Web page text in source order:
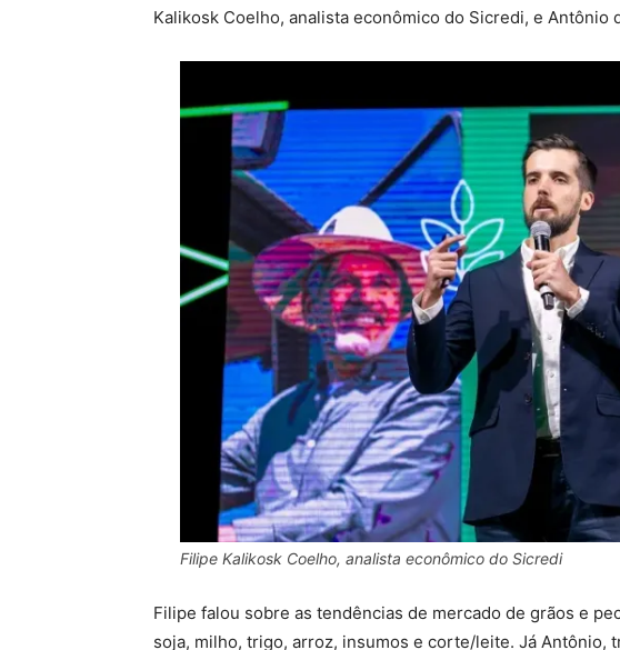
Kalikosk Coelho, analista econômico do Sicredi, e Antônio
Filipe Kalikosk Coelho, analista econômico do Sicredi
Filipe falou sobre as tendências de mercado de grãos e
soja, milho, trigo, arroz, insumos e corte/leite. Já Antônio,